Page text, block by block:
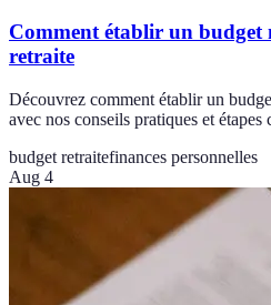
Comment établir un budget
retraite
Découvrez comment établir un
avec nos conseils pratiques et
budget retraitefinances personnelles
Aug 4